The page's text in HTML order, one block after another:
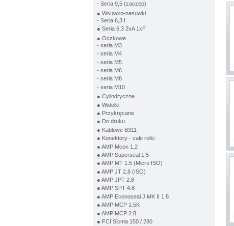
- Seria 9,5 (zaczep)
● Wsuwko-nasuwki
- Seria 6,3 I
● Seria 6,3 2xA 1xF
● Oczkowe
- seria M3
- seria M4
- seria M5
- seria M6
- seria M8
- seria M10
● Cylindryczne
● Widełki
● Przykręcane
● Do druku
● Kablowe B311
● Konektory - całe rolki
● AMP Mcon 1,2
● AMP Superseal 1.5
● AMP MT 1.5 (Micro ISO)
● AMP JT 2.8 (ISO)
● AMP JPT 2.8
● AMP SPT 4.8
● AMP Econoseal J MK II 1.8
● AMP MCP 1.5K
● AMP MCP 2.8
● FCI Sicma 150 / 280